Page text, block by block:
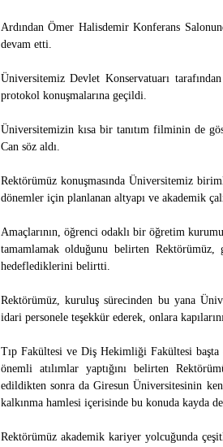
Ardından Ömer Halisdemir Konferans
devam etti.
Üniversitemiz Devlet Konservatuarı
protokol konuşmalarına geçildi.
Üniversitemizin kısa bir tanıtım filminin de
Can söz aldı.
Rektörümüz konuşmasında Üniversitemiz
dönemler için planlanan altyapı ve akademik
Amaçlarının, öğrenci odaklı bir öğretim
tamamlamak olduğunu belirten
hedeflediklerini belirtti.
Rektörümüz, kuruluş sürecinden bu yana
idari personele teşekkür ederek, onlara
Tıp Fakültesi ve Diş Hekimliği Fakültesi
önemli atılımlar yaptığını belirten
edildikten sonra da Giresun Üniversitesinin
kalkınma hamlesi içerisinde bu konuda kayda
Rektörümüz akademik kariyer yolcuğunda